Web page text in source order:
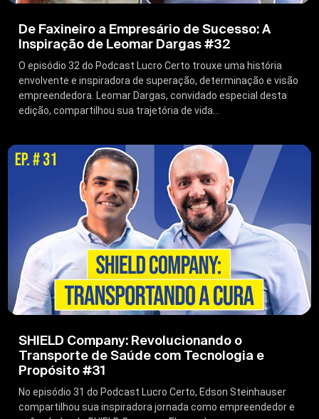
De Faxineiro a Empresário de Sucesso: A
Inspiração de Leomar Dargas #32
O episódio 32 do Podcast Lucro Certo trouxe uma história
envolvente e inspiradora de superação, determinação e visão
empreendedora. Leomar Dargas, convidado especial desta
edição, compartilhou sua trajetória de vida...
SHIELD Company: Revolucionando o
Transporte de Saúde com Tecnologia e
Propósito #31
No episódio 31 do Podcast Lucro Certo, Edson Steinhauser
compartilhou sua inspiradora jornada como empreendedor e